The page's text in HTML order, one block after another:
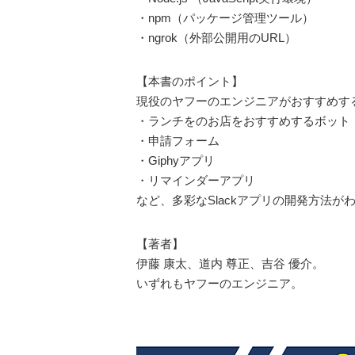
・npm（パッケージ管理ツール）
・ngrok（外部公開用のURL）
【本書のポイント】
現役のヤフーのエンジニアがおすすめす
・ランチをのお店をおすすめするボット
・申請フォーム
・Giphyアプリ
・リマインダーアプリ
など、多彩なSlackアプリの開発方法がわ
【著者】
伊藤 康太、道内 尊正、吉谷 優介。
いずれもヤフーのエンジニア。